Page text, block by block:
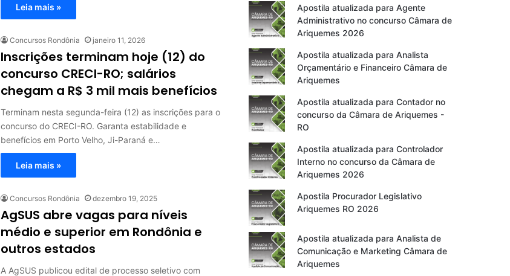
Leia mais »
Concursos Rondônia janeiro 11, 2026
Inscrições terminam hoje (12) do
concurso CRECI-RO; salários
chegam a R$ 3 mil mais benefícios
Terminam nesta segunda-feira (12) as inscrições para o
concurso do CRECI-RO. Garanta estabilidade e
benefícios em Porto Velho, Ji-Paraná e…
Leia mais »
Concursos Rondônia dezembro 19, 2025
AgSUS abre vagas para níveis
médio e superior em Rondônia e
outros estados
A AgSUS publicou edital de processo seletivo com
Apostila atualizada para Agente
Administrativo no concurso Câmara de
Ariquemes 2026
Apostila atualizada para Analista
Orçamentário e Financeiro Câmara de
Ariquemes
Apostila atualizada para Contador no
concurso da Câmara de Ariquemes -
RO
Apostila atualizada para Controlador
Interno no concurso da Câmara de
Ariquemes 2026
Apostila Procurador Legislativo
Ariquemes RO 2026
Apostila atualizada para Analista de
Comunicação e Marketing Câmara de
Ariquemes